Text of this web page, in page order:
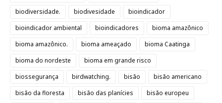
biodiversidade.
biodivesidade
bioindicador
bioindicador ambiental
bioindicadores
bioma amazônico
bioma amazônico.
bioma ameaçado
bioma Caatinga
bioma do nordeste
bioma em grande risco
biossegurança
birdwatching. bisão
bisão americano
bisão da floresta
bisão das planícies
bisão europeu